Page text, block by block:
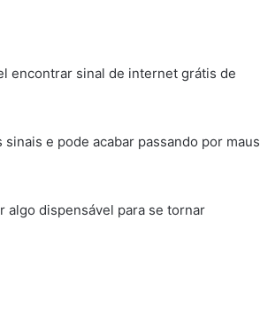
encontrar sinal de internet grátis de
e pode acabar passando por maus
algo dispensável para se tornar